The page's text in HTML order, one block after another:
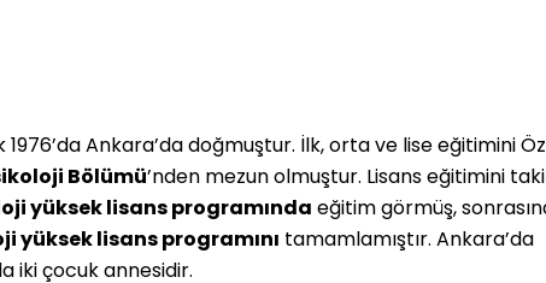
1976’da Ankara’da doğmuştur. İlk, orta ve lise eğitimini
Bölümü’nden mezun olmuştur. Lisans eğitimini
yüksek lisans programında eğitim görmüş,
yüksek lisans programını tamamlamıştır. Ankara’da
iki çocuk annesidir.